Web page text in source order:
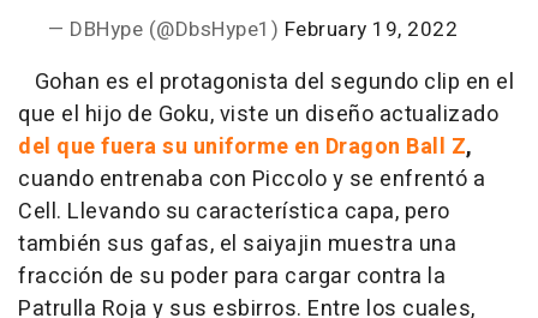
— DBHype (@DbsHype1) February 19, 2022
Gohan es el protagonista del segundo clip en el
que el hijo de Goku, viste un diseño actualizado
del que fuera su uniforme en Dragon Ball Z,
cuando entrenaba con Piccolo y se enfrentó a
Cell. Llevando su característica capa, pero
también sus gafas, el saiyajin muestra una
fracción de su poder para cargar contra la
Patrulla Roja y sus esbirros. Entre los cuales,